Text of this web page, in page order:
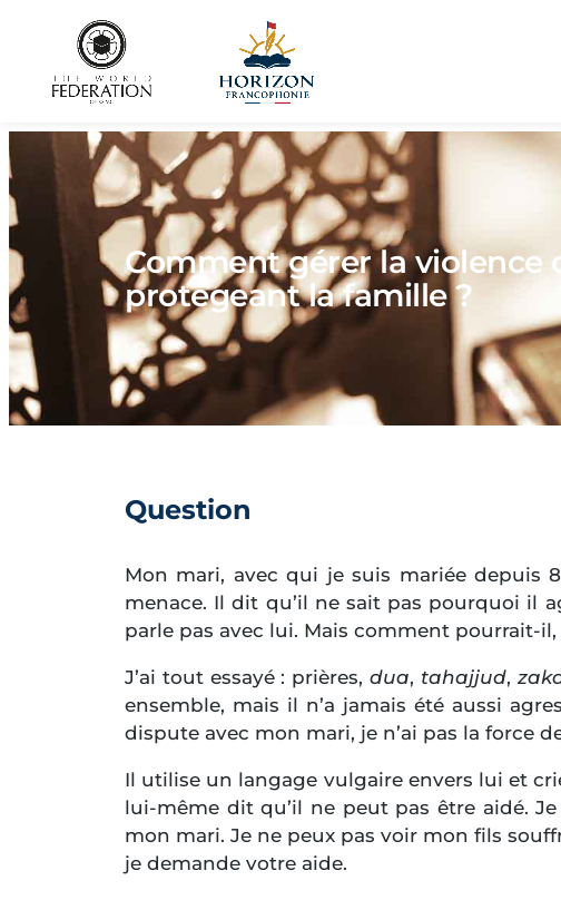
Comment gérer la violence
protégeant la famille ?
Question
Mon mari, avec qui je suis mariée depuis
menace. Il dit qu’il ne sait pas pourquoi il
parle pas avec lui. Mais comment pourrait-
J’ai tout essayé : prières, dua, tahajjud,
ensemble, mais il n’a jamais été aussi
dispute avec mon mari, je n’ai pas la force
Il utilise un langage vulgaire envers lui et
lui-même dit qu’il ne peut pas être aidé.
mon mari. Je ne peux pas voir mon fils
je demande votre aide.